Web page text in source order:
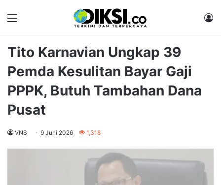
Menu
Tito Karnavian Ungkap 39
Pemda Kesulitan Bayar Gaji
PPPK, Butuh Tambahan Dana
Pusat
VNS 9 Juni 2026 1,318